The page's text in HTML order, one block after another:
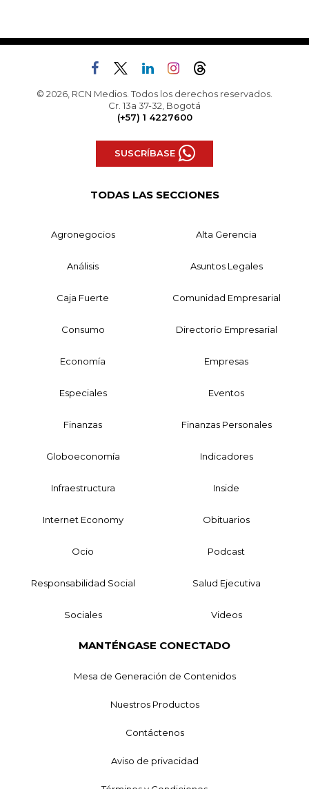
© 2026, RCN Medios. Todos los derechos reservados.
Cr. 13a 37-32, Bogotá
(+57) 1 4227600
SUSCRÍBASE
TODAS LAS SECCIONES
Agronegocios Alta Gerencia
Análisis Asuntos Legales
Caja Fuerte Comunidad Empresarial
Consumo Directorio Empresarial
Economía Empresas
Especiales Eventos
Finanzas Finanzas Personales
Globoeconomía Indicadores
Infraestructura Inside
Internet Economy Obituarios
Ocio Podcast
Responsabilidad Social Salud Ejecutiva
Sociales Videos
MANTÉNGASE CONECTADO
Mesa de Generación de Contenidos
Nuestros Productos
Contáctenos
Aviso de privacidad